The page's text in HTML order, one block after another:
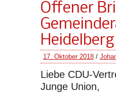
Offener
Heidelberg
17. Oktober 2018 /
Liebe CDU-
Junge Union,